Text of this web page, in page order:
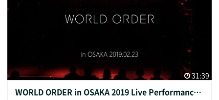
31:39
WORLD ORDER in OSAKA 2019 Live Performance Video